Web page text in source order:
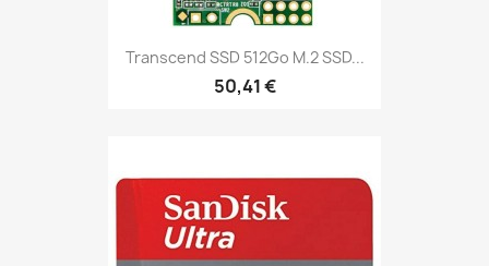
Transcend SSD 512Go M.2 SSD...
50,41 €